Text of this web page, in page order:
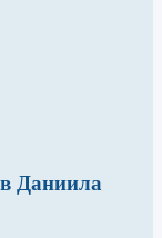
Даниила